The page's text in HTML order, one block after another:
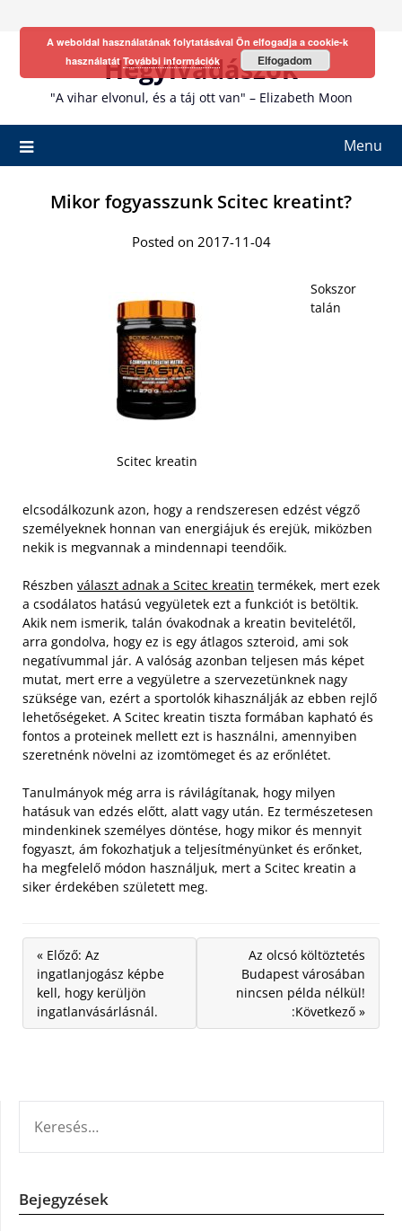
Hegyivadászok
"A vihar elvonul, és a táj ott van" – Elizabeth Moon
Menu
Mikor fogyasszunk Scitec kreatint?
Posted on 2017-11-04
Scitec kreatin
Sokszor
talán
elcsodálkozunk azon, hogy a rendszeresen edzést végző
személyeknek honnan van energiájuk és erejük, miközben
nekik is megvannak a mindennapi teendőik.
Részben választ adnak a Scitec kreatin termékek, mert ezek
a csodálatos hatású vegyületek ezt a funkciót is betöltik.
Akik nem ismerik, talán óvakodnak a kreatin bevitelétől,
arra gondolva, hogy ez is egy átlagos szteroid, ami sok
negatívummal jár. A valóság azonban teljesen más képet
mutat, mert erre a vegyületre a szervezetünknek nagy
szüksége van, ezért a sportolók kihasználják az ebben rejlő
lehetőségeket. A Scitec kreatin tiszta formában kapható és
fontos a proteinek mellett ezt is használni, amennyiben
szeretnénk növelni az izomtömeget és az erőnlétet.
Tanulmányok még arra is rávilágítanak, hogy milyen
hatásuk van edzés előtt, alatt vagy után. Ez természetesen
mindenkinek személyes döntése, hogy mikor és mennyit
fogyaszt, ám fokozhatjuk a teljesítményünket és erőnket,
ha megfelelő módon használjuk, mert a Scitec kreatin a
siker érdekében született meg.
« Előző: Az
ingatlanjogász képbe
kell, hogy kerüljön
ingatlanvásárlásnál.
Az olcsó költöztetés
Budapest városában
nincsen példa nélkül!
:Következő »
Bejegyzések
A weboldal használatának folytatásával Ön elfogadja a cookie-k
használatátTovábbi információk Elfogadom